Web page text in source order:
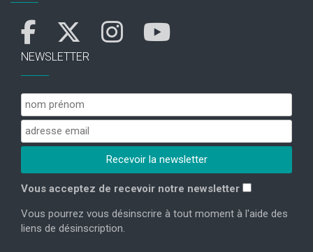
NEWSLETTER
Vous acceptez de recevoir notre newsletter
Vous pourrez vous désinscrire à tout moment à l'aide des
liens de désinscription.